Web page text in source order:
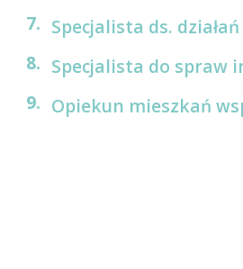
Specjalista ds.
Specjalista do spraw
Opiekun mieszkań